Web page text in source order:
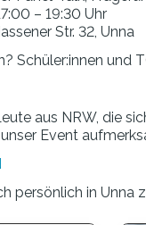
– 19:30 Uhr
Str. 32, Unna
Schüler:innen und
aus NRW, die
Event
persönlich in Unna